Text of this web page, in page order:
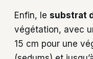
Enfin, le substrat
végétation, avec
15 cm pour une